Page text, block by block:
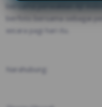
bersama perwakilan AJI
wicara pagi hari itu.
Narahubung: